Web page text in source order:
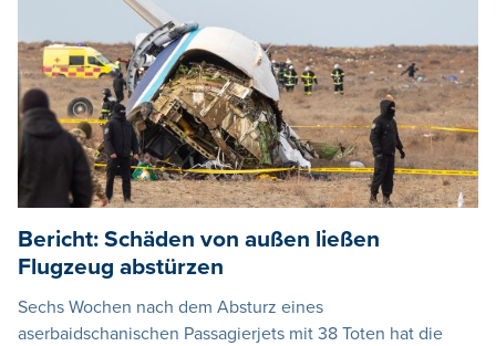
Bericht: Schäden von außen ließen
Flugzeug abstürzen
Sechs Wochen nach dem Absturz eines
aserbaidschanischen Passagierjets mit 38 Toten hat die